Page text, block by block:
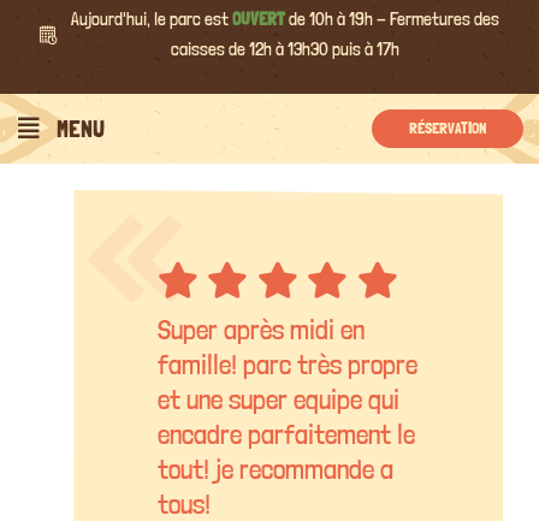
Aujourd'hui, le parc estOUVERTde 10h à 19h - Fermetures des
caisses de 12h à 13h30 puis à 17h
MENU RÉSERVATION
Super après midi en
famille! parc très propre
et une super equipe qui
encadre parfaitement le
tout! je recommande a
tous!